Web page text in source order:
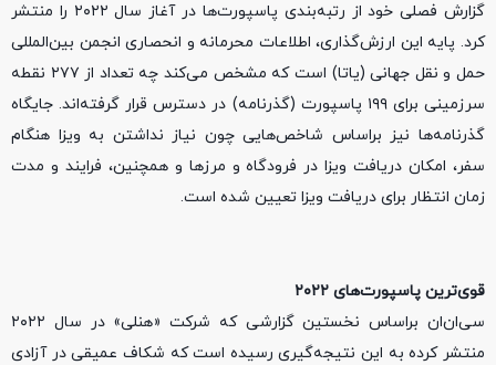
گزارش فصلی خود از رتبه‌بندی پاسپورت‌ها در آغاز سال ۲۰۲۲ را منتشر
کرد. پایه این ارزش‌گذاری، اطلاعات محرمانه و انحصاری انجمن بین‌المللی
حمل و نقل جهانی (یاتا) است که مشخص می‌کند چه تعداد از ۲۷۷ نقطه
سرزمینی برای ۱۹۹ پاسپورت (گذرنامه) در دسترس قرار گرفته‌اند. جایگاه
گذرنامه‌ها نیز براساس شاخص‌هایی چون نیاز نداشتن به ویزا هنگام
سفر، امکان دریافت ویزا در فرودگاه و مرزها و همچنین، فرایند و مدت
زمان انتظار برای دریافت ویزا تعیین شده است.
قوی‌ترین پاسپورت‌های ۲۰۲۲
سی‌ان‌ان براساس نخستین گزارشی که شرکت «هنلی» در سال ۲۰۲۲
منتشر کرده‌ به این نتیجه‌گیری رسیده است که شکاف عمیقی در آزادی